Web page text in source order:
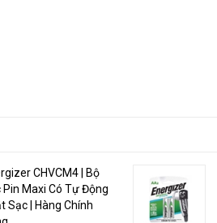
CHVCM4 | Bộ
Pin Maxi Có Tự Động
Sạc | Hàng Chính